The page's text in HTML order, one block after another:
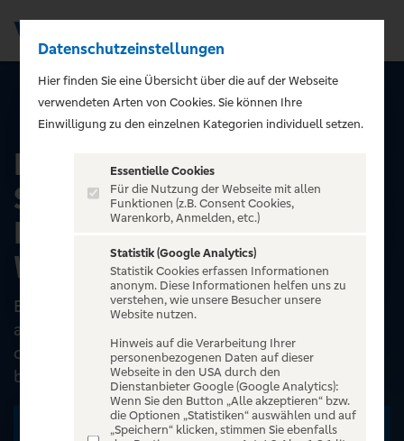
ALLE EVENTS
Erlebnistour
Speicherstadt und
Hafencity | Adventure
World Tours
Erlebe Hamburgs architektonische Highlights
auf einer unvergesslichen Tour! Beginnen wirst
du in der City, die international für ihre
beeindruckenden...
Zu den Terminen
Datenschutzeinstellungen
Hier finden Sie eine Übersicht über die auf der Webseite
verwendeten Arten von Cookies. Sie können Ihre
Einwilligung zu den einzelnen Kategorien individuell setzen.
Essentielle Cookies
Für die Nutzung der Webseite mit allen
Funktionen (z.B. Consent Cookies,
Warenkorb, Anmelden, etc.)
Statistik (Google Analytics)
Statistik Cookies erfassen Informationen
anonym. Diese Informationen helfen uns zu
verstehen, wie unsere Besucher unsere
Website nutzen.
Hinweis auf die Verarbeitung Ihrer
personenbezogenen Daten auf dieser
Webseite in den USA durch den
Dienstanbieter Google (Google Analytics):
Wenn Sie den Button „Alle akzeptieren“ bzw.
die Optionen „Statistiken“ auswählen und auf
„Speichern“ klicken, stimmen Sie ebenfalls